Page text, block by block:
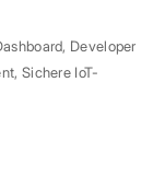
, Developer
, Sichere IoT-